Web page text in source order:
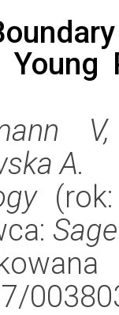
A.
(rok:
Sage